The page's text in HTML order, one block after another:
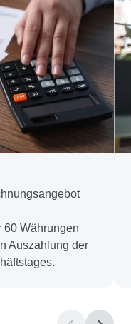
60 Währungen
Auszahlung der